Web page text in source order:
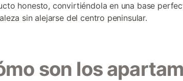
honesto, convirtiéndola en una base
sin alejarse del centro peninsular.
son los